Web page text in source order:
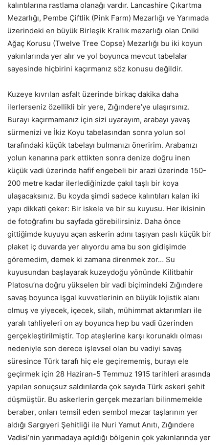
kalıntılarına rastlama olanağı vardır. Lancashire Çıkartma
Mezarlığı, Pembe Çiftlik (Pink Farm) Mezarlığı ve Yarımada
üzerindeki en büyük Birleşik Krallık mezarlığı olan Oniki
Ağaç Korusu (Twelve Tree Copse) Mezarlığı bu iki koyun
yakınlarında yer alır ve yol boyunca mevcut tabelalar
sayesinde hiçbirini kaçırmanız söz konusu değildir.
Kuzeye kıvrılan asfalt üzerinde birkaç dakika daha
ilerlerseniz özellikli bir yere, Zığındere’ye ulaşırsınız.
Burayı kaçırmamanız için sizi uyarayım, arabayı yavaş
sürmenizi ve İkiz Koyu tabelasından sonra yolun sol
tarafındaki küçük tabelayı bulmanızı öneririm. Arabanızı
yolun kenarına park ettikten sonra denize doğru inen
küçük vadi üzerinde hafif engebeli bir arazi üzerinde 150-
200 metre kadar ilerlediğinizde çakıl taşlı bir koya
ulaşacaksınız. Bu koyda şimdi sadece kalıntıları kalan iki
yapı dikkati çeker: Bir iskele ve bir su kuyusu. Her ikisinin
de fotoğrafını bu sayfada görebilirsiniz. Daha önce
gittiğimde kuyuyu açan askerin adını taşıyan paslı küçük bir
plaket iç duvarda yer alıyordu ama bu son gidişimde
göremedim, demek ki zamana direnmek zor… Su
kuyusundan başlayarak kuzeydoğu yönünde Kilitbahir
Platosu’na doğru yükselen bir vadi biçimindeki Zığındere
savaş boyunca işgal kuvvetlerinin en büyük lojistik alanı
olmuş ve yiyecek, içecek, silah, mühimmat aktarımları ile
yaralı tahliyeleri on ay boyunca hep bu vadi üzerinden
gerçekleştirilmiştir. Top ateşlerine karşı korunaklı olması
nedeniyle son derece işlevsel olan bu vadiyi savaş
süresince Türk tarafı hiç ele geçirememiş, burayı ele
geçirmek için 28 Haziran-5 Temmuz 1915 tarihleri arasında
yapılan sonuçsuz saldırılarda çok sayıda Türk askeri şehit
düşmüştür. Bu askerlerin gerçek mezarları bilinmemekle
beraber, onları temsil eden sembol mezar taşlarının yer
aldığı Sargıyeri Şehitliği ile Nuri Yamut Anıtı, Zığındere
Vadisi’nin yarımadaya açıldığı bölgenin çok yakınlarında yer